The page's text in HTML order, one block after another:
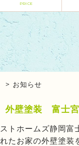
PRICE
> お知らせ
外壁塗装 富士
トホームズ静岡
たお家の外壁塗